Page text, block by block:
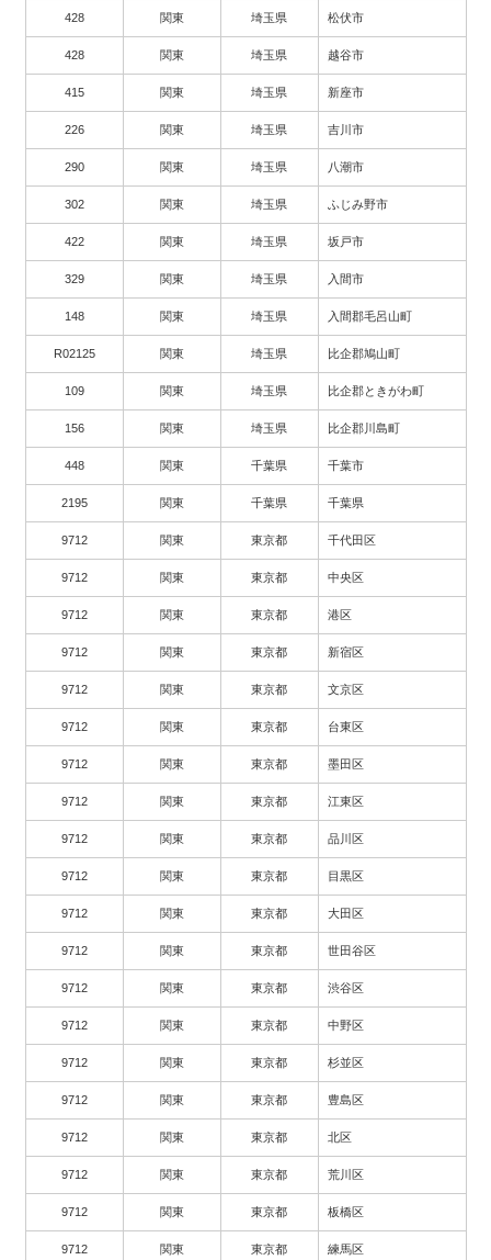
428 関東 埼玉県 松伏市
428 関東 埼玉県 越谷市
415 関東 埼玉県 新座市
226 関東 埼玉県 吉川市
290 関東 埼玉県 八潮市
302 関東 埼玉県 ふじみ野市
422 関東 埼玉県 坂戸市
329 関東 埼玉県 入間市
148 関東 埼玉県 入間郡毛呂山町
R02125 関東 埼玉県 比企郡鳩山町
109 関東 埼玉県 比企郡ときがわ町
156 関東 埼玉県 比企郡川島町
448 関東 千葉県 千葉市
2195 関東 千葉県 千葉県
9712 関東 東京都 千代田区
9712 関東 東京都 中央区
9712 関東 東京都 港区
9712 関東 東京都 新宿区
9712 関東 東京都 文京区
9712 関東 東京都 台東区
9712 関東 東京都 墨田区
9712 関東 東京都 江東区
9712 関東 東京都 品川区
9712 関東 東京都 目黒区
9712 関東 東京都 大田区
9712 関東 東京都 世田谷区
9712 関東 東京都 渋谷区
9712 関東 東京都 中野区
9712 関東 東京都 杉並区
9712 関東 東京都 豊島区
9712 関東 東京都 北区
9712 関東 東京都 荒川区
9712 関東 東京都 板橋区
9712 関東 東京都 練馬区